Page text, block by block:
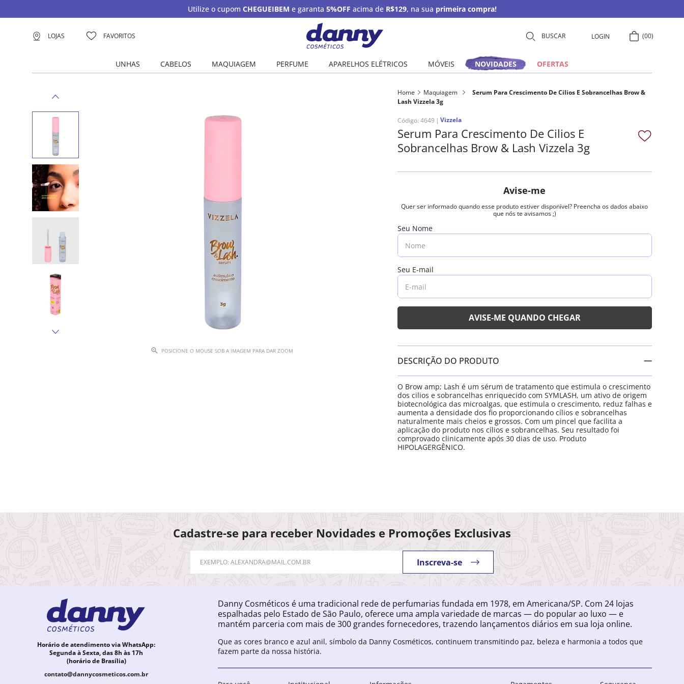
Utilize o cupom CHEGUEIBEM e garanta 5%OFF acima de R$129, na sua primeira compra!
LOJAS FAVORITOS LOGIN 00
UNHAS CABELOS MAQUIAGEM PERFUME APARELHOS ELÉTRICOS MÓVEIS NOVIDADES OFERTAS
POSICIONE O MOUSE SOB A IMAGEM PARA DAR ZOOM
Home Maquiagem
Serum Para Crescimento De Cilios E Sobrancelhas Brow &
Lash Vizzela 3g
Código: 4649 Vizzela
Serum Para Crescimento De Cilios E
Sobrancelhas Brow & Lash Vizzela 3g
DESCRIÇÃO DO PRODUTO
O Brow amp; Lash é um sérum de tratamento que estimula o crescimento
dos cilios e sobrancelhas enriquecido com SYMLASH, um ativo de origem
biotecnológica das microalgas, que estimula o crescimento, reduz falhas e
aumenta a densidade dos fio proporcionando cílios e sobrancelhas
naturalmente mais cheios e grossos. Com um pincel que facilita a
aplicação do produto nos cílios e sobrancelhas. Seu resultado foi
comprovado clinicamente após 30 dias de uso. Produto
HIPOLAGERGÊNICO.
Cadastre-se para receber Novidades e Promoções Exclusivas
Inscreva-se
Horário de atendimento via WhatsApp:
Segunda à Sexta, das 8h às 17h
(horário de Brasília)
contato@dannycosmeticos.com.br
Danny Cosméticos é uma tradicional rede de perfumarias fundada em 1978, em Americana/SP. Com 24 lojas
espalhadas pelo Estado de São Paulo, oferece uma ampla variedade de marcas — do popular ao luxo — e
mantém parceria com mais de 300 grandes fornecedores, trazendo lançamentos diários em sua loja online.
Que as cores branco e azul anil, símbolo da Danny Cosméticos, continuem transmitindo paz, beleza e harmonia a todos que
fazem parte da nossa história.